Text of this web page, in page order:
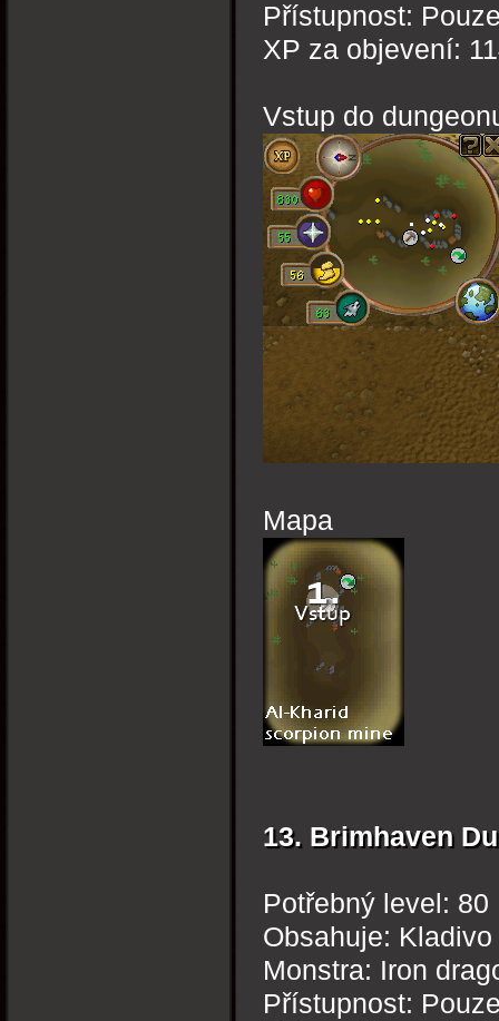
Přístupnost:
XP za objevení:
Vstup do
Mapa
13. Brimhaven
Potřebný level: 80
Obsahuje:
Monstra: Iron
Přístupnost: